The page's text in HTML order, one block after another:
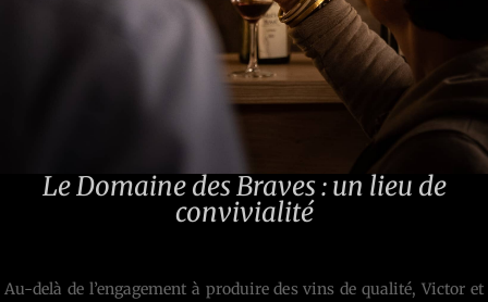
Le Domaine des Braves : un lieu de
convivialité
Au-delà de l’engagement à produire des vins de qualité, Victor et